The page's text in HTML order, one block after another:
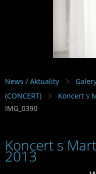
News / Aktuality
(CONCERT)
Koncert s
IMG_0390
Koncert s
2013